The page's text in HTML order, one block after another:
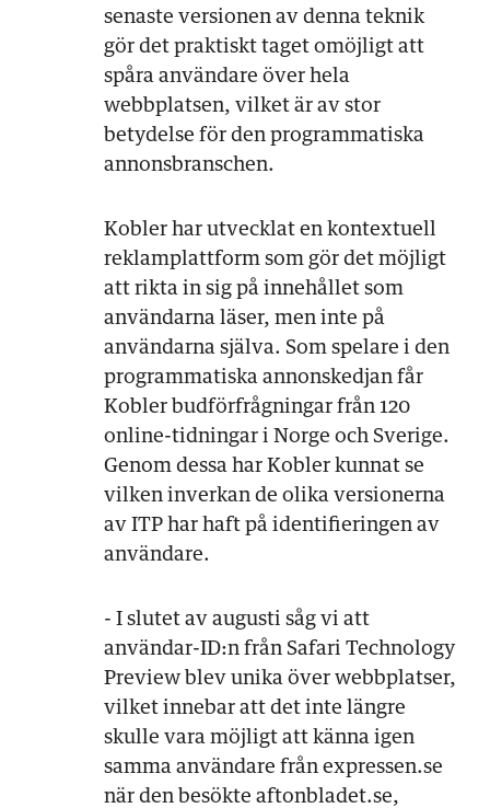
senaste versionen av denna teknik
gör det praktiskt taget omöjligt att
spåra användare över hela
webbplatsen, vilket är av stor
betydelse för den programmatiska
annonsbranschen.
Kobler har utvecklat en kontextuell
reklamplattform som gör det möjligt
att rikta in sig på innehållet som
användarna läser, men inte på
användarna själva. Som spelare i den
programmatiska annonskedjan får
Kobler budförfrågningar från 120
online-tidningar i Norge och Sverige.
Genom dessa har Kobler kunnat se
vilken inverkan de olika versionerna
av ITP har haft på identifieringen av
användare.
- I slutet av augusti såg vi att
användar-ID:n från Safari Technology
Preview blev unika över webbplatser,
vilket innebar att det inte längre
skulle vara möjligt att känna igen
samma användare från expressen.se
när den besökte aftonbladet.se,